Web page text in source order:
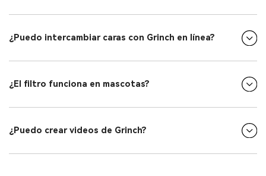
¿Puedo intercambiar caras con Grinch en línea?
¿El filtro funciona en mascotas?
¿Puedo crear videos de Grinch?